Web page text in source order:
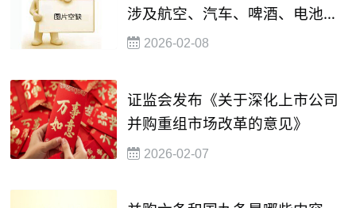
涉及航空、汽车、啤酒、电池、
不锈钢和烟草等多个行业
2026-02-08
证监会发布《关于深化上市公司
并购重组市场改革的意见》
2026-02-07